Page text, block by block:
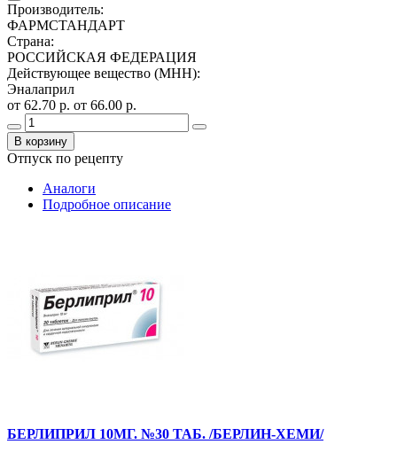
Производитель:
ФАРМСТАНДАРТ
Страна:
РОССИЙСКАЯ ФЕДЕРАЦИЯ
Действующее вещество (МНН):
Эналаприл
от 62.70 р. от 66.00 р.
В корзину
Отпуск по рецепту
Аналоги
Подробное описание
БЕРЛИПРИЛ 10МГ. №30 ТАБ. /БЕРЛИН-ХЕМИ/